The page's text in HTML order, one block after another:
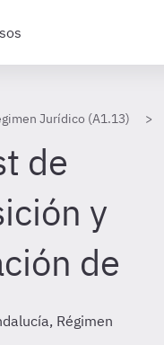
Jurídico (A1.13)
de
y
de
Régimen